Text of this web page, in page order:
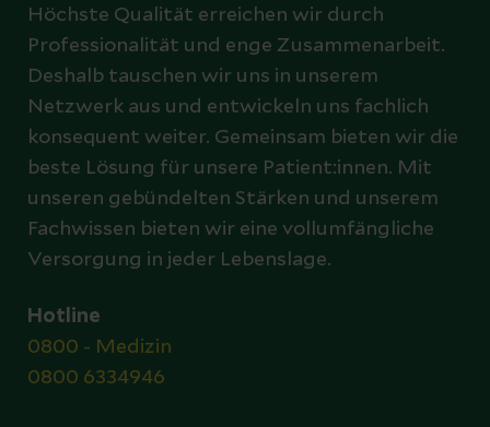
Höchste Qualität erreichen wir durch
Professionalität und enge Zusammenarbeit.
Deshalb tauschen wir uns in unserem
Netzwerk aus und entwickeln uns fachlich
konsequent weiter. Gemeinsam bieten wir die
beste Lösung für unsere Patient:innen. Mit
unseren gebündelten Stärken und unserem
Fachwissen bieten wir eine vollumfängliche
Versorgung in jeder Lebenslage.
Hotline
0800 - Medizin
0800 6334946